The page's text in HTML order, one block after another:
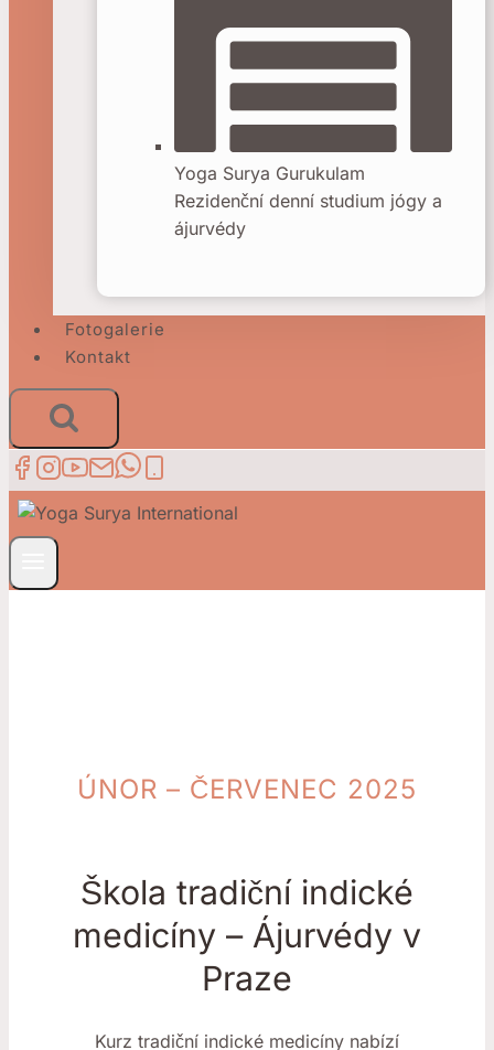
Yoga Surya Gurukulam
Rezidenční denní studium jógy a
ájurvédy
Fotogalerie
Kontakt
ÚNOR – ČERVENEC 2025
Škola tradiční indické
medicíny – Ájurvédy v
Praze
Kurz tradiční indické medicíny nabízí